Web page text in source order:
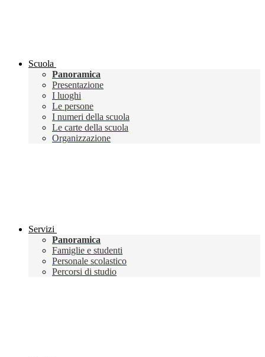
Scuola
Panoramica
Presentazione
I luoghi
Le persone
I numeri della scuola
Le carte della scuola
Organizzazione
Servizi
Panoramica
Famiglie e studenti
Personale scolastico
Percorsi di studio